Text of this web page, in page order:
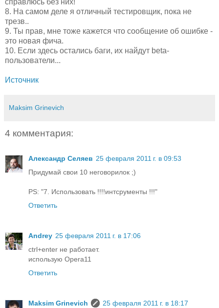
8. На самом деле я отличный тестировщик, пока не
трезв..
9. Ты прав, мне тоже кажется что сообщение об ошибке -
это новая фича.
10. Если здесь остались баги, их найдут beta-
пользователи...
Источник
Maksim Grinevich
4 комментария:
Александр Селяев 25 февраля 2011 г. в 09:53
Придумай свои 10 неговорилок ;)
PS: "7. Использовать !!!!интсрументы !!!"
Ответить
Andrey 25 февраля 2011 г. в 17:06
ctrl+enter не работает.
использую Opera11
Ответить
Maksim Grinevich
25 февраля 2011 г. в 18:17